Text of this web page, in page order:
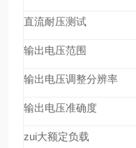
直流耐压测试
输出电压范围
输出电压调整分辨率
输出电压准确度
zui大额定负载